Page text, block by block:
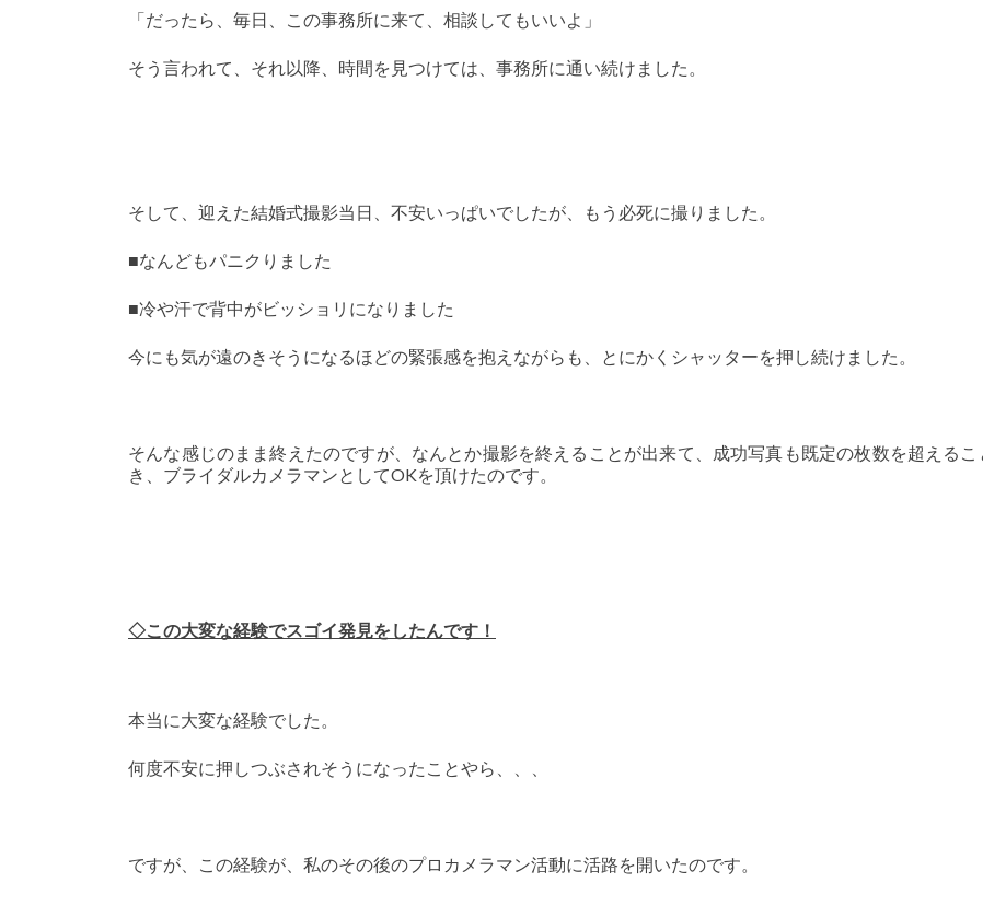
「だったら、毎日、この事務所に来て、相談してもいいよ」
そう言われて、それ以降、時間を見つけては、事務所に通い続けました。
そして、迎えた結婚式撮影当日、不安いっぱいでしたが、もう必死に撮りました。
■なんどもパニクりました
■冷や汗で背中がビッショリになりました
今にも気が遠のきそうになるほどの緊張感を抱えながらも、とにかくシャッターを押し続けました。
そんな感じのまま終えたのですが、なんとか撮影を終えることが出来て、成功写真も既定の枚数を超えるこ
き、ブライダルカメラマンとしてOKを頂けたのです。
◇この大変な経験でスゴイ発見をしたんです！
本当に大変な経験でした。
何度不安に押しつぶされそうになったことやら、、、
ですが、この経験が、私のその後のプロカメラマン活動に活路を開いたのです。